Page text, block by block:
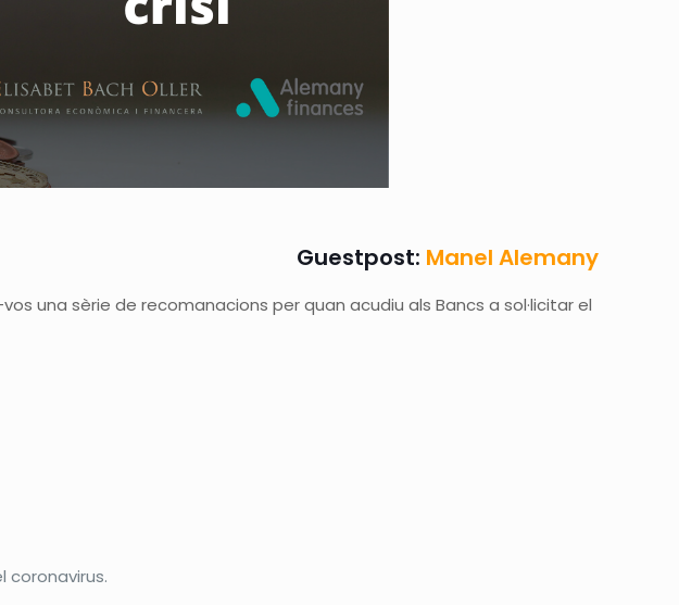
Guestpost: Manel Alemany
una sèrie de recomanacions per quan acudiu als Bancs a sol·licitar el
coronavirus.